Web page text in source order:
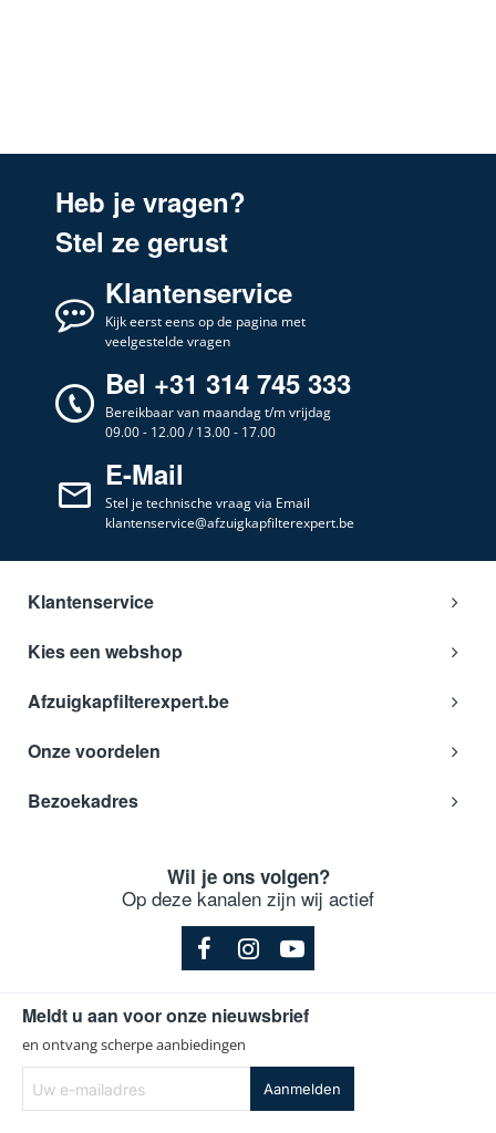
Heb je vragen?
Stel ze gerust
Klantenservice
Kijk eerst eens op de pagina met
veelgestelde vragen
Bel +31 314 745 333
Bereikbaar van maandag t/m vrijdag
09.00 - 12.00 / 13.00 - 17.00
E-Mail
Stel je technische vraag via Email
klantenservice@afzuigkapfilterexpert.be
Klantenservice
Kies een webshop
Afzuigkapfilterexpert.be
Onze voordelen
Bezoekadres
Wil je ons volgen?
Op deze kanalen zijn wij actief
Meldt u aan voor onze nieuwsbrief
en ontvang scherpe aanbiedingen
e-
mailadres
Aanmelden